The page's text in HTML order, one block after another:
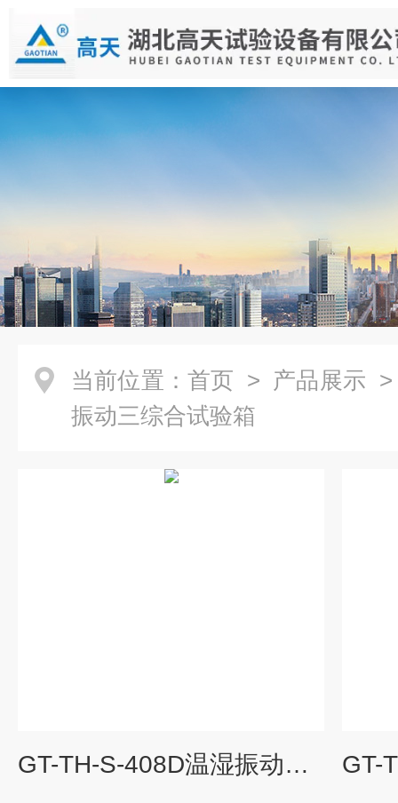
当前位置： 首页 > 产品展示
振动三综合试验箱
GT-TH-S-408D温湿振动三综合试验箱